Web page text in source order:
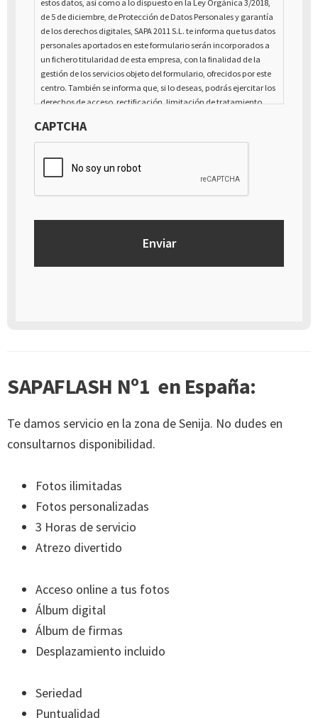
estos datos, así como a lo dispuesto en la Ley Orgánica 3/2018,
de 5 de diciembre, de Protección de Datos Personales y garantía
de los derechos digitales, SAPA 2011 S.L. te informa que tus datos
personales aportados en este formulario serán incorporados a
un fichero titularidad de esta empresa, con la finalidad de la
gestión de los servicios objeto del formulario, ofrecidos por este
centro. También se informa que, si lo deseas, podrás ejercitar los
derechos de acceso, rectificación, limitación de tratamiento,
de carácter personal, así como a la retirada del consentimiento
prestado para el tratamiento de los mismos, mediante escrito
dirigido a la dirección Calle Italia núm. 1 Alfaz del Pí (03580),
Alicante - España
CAPTCHA
SAPAFLASH Nº1 en España:
Te damos servicio en la zona de Senija. No dudes en
consultarnos disponibilidad.
Fotos ilimitadas
Fotos personalizadas
3 Horas de servicio
Atrezo divertido
Acceso online a tus fotos
Álbum digital
Álbum de firmas
Desplazamiento incluido
Seriedad
Puntualidad